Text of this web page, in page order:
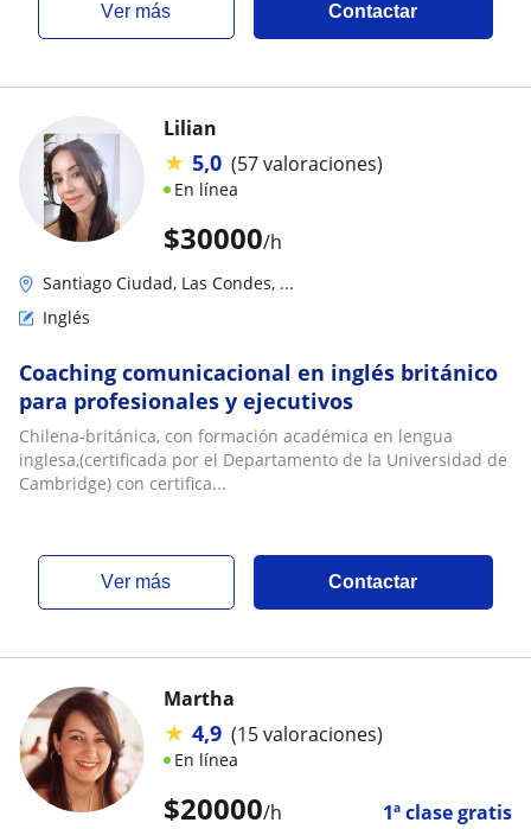
ver más Contactar
$30000/h
Lilian
★ 5,0 (57 valoraciones)
En línea
Santiago Ciudad, Las Condes, ...
Inglés
Coaching comunicacional en inglés británico
para profesionales y ejecutivos
Chilena-británica, con formación académica en lengua
inglesa,(certificada por el Departamento de la Universidad de
Cambridge) con certifica...
ver más Contactar
$20000/h 1ª clase gratis
Martha
★ 4,9 (15 valoraciones)
En línea